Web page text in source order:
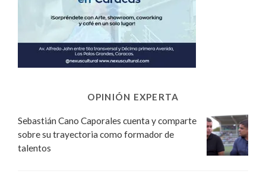
OPINIÓN EXPERTA
Sebastián Cano Caporales cuenta y comparte
sobre su trayectoria como formador de
talentos